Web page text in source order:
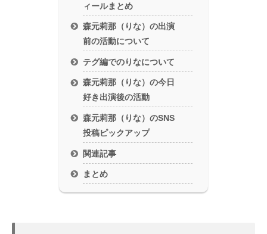
ィールまとめ
森元莉那（りな）の出演
前の活動について
テグ編でのりなについて
森元莉那（りな）の今日
好き出演後の活動
森元莉那（りな）のSNS
投稿ピックアップ
関連記事
まとめ